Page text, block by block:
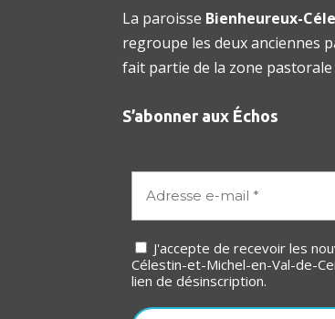
La paroisse Bienheureux-
regroupe les deux anciennes
fait partie de la zone pastorale
S’abonner aux Échos
J'accepte de recevoir les nouvelles de
Célestin-et-Michel-en-Val-de-
lien de désinscription.